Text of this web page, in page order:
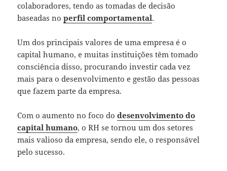
colaboradores, tendo as tomadas de decisão
baseadas noperfil comportamental.
Um dos principais valores de uma empresa é o
capital humano, e muitas instituições têm tomado
consciência disso, procurando investir cada vez
mais para o desenvolvimento e gestão das pessoas
que fazem parte da empresa.
Com o aumento no foco dodesenvolvimento do
capital humano, o RH se tornou um dos setores
mais valioso da empresa, sendo ele, o responsável
pelo sucesso.